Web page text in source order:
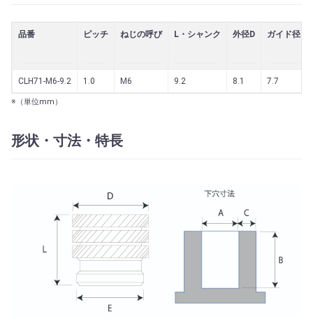
品番 ピッチ ねじの呼び L・シャンク 外径D ガイド径E
CLH71-M6-9.2 1.0 M6 9.2 8.1 7.7
※（単位mm）
形状・寸法・特長